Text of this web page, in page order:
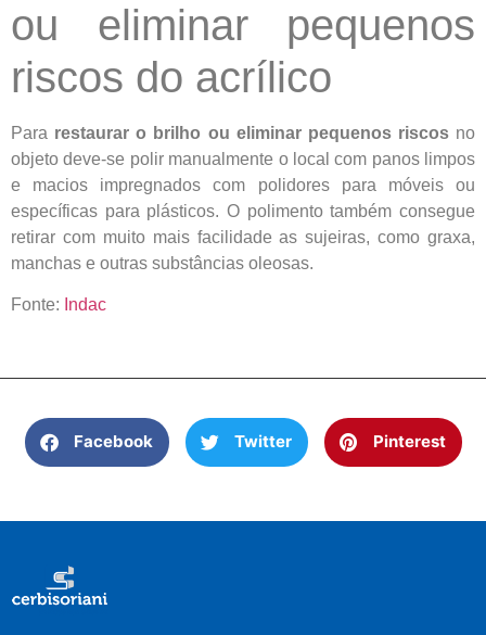
ou eliminar pequenos
riscos do acrílico
Para restaurar o brilho ou eliminar pequenos riscosno
objeto deve-se polir manualmente o local com panos limpos
e macios impregnados com polidores para móveis ou
específicas para plásticos. O polimento também consegue
retirar com muito mais facilidade as sujeiras, como graxa,
manchas e outras substâncias oleosas.
Fonte: Indac
Facebook Twitter Pinterest